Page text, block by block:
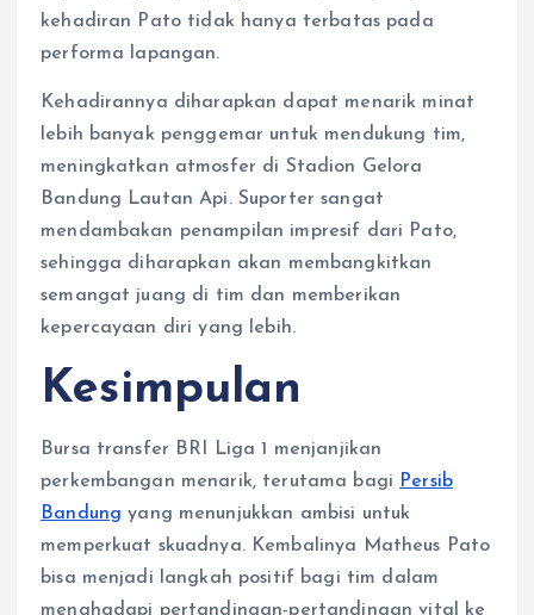
kehadiran Pato tidak hanya terbatas pada
performa lapangan.
Kehadirannya diharapkan dapat menarik minat
lebih banyak penggemar untuk mendukung tim,
meningkatkan atmosfer di Stadion Gelora
Bandung Lautan Api. Suporter sangat
mendambakan penampilan impresif dari Pato,
sehingga diharapkan akan membangkitkan
semangat juang di tim dan memberikan
kepercayaan diri yang lebih.
Kesimpulan
Bursa transfer BRI Liga 1 menjanjikan
perkembangan menarik, terutama bagi Persib
Bandung yang menunjukkan ambisi untuk
memperkuat skuadnya. Kembalinya Matheus Pato
bisa menjadi langkah positif bagi tim dalam
menghadapi pertandingan-pertandingan vital ke